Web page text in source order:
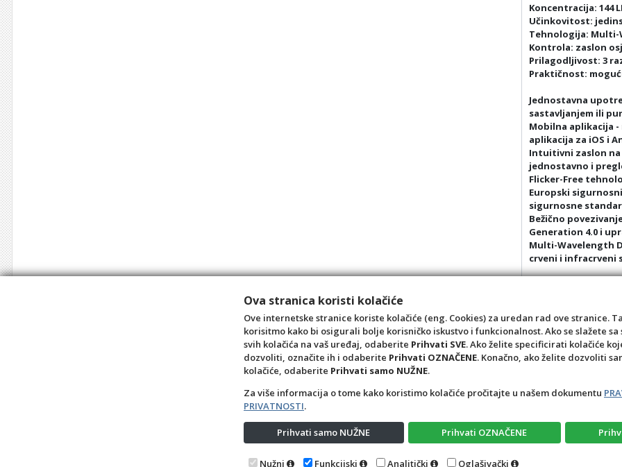
Koncentracija: 144
Učinkovitost:
Tehnologija: Multi-
Kontrola: zaslon
Prilagodljivost: 3
Praktičnost:
Jednostavna
sastavljanjem ili
Mobilna aplikacija
aplikacija za iOS i
Intuitivni zaslon na
jednostavno i
Flicker-Free
Europski
sigurnosne
Bežično
Generation 4.0 i
Multi-Wavelength
crveni i infracrveni
- Infracrveno
Opći uvjeti Pravila privatnosti Raskid ugovora –
Ova stranica koristi kolačiće
Ove internetske stranice koriste kolačiće (eng. Cookies) za uredan rad ove stranice.
korisitmo kako bi osigurali bolje korisničko iskustvo i funkcionalnost. Ako se slažete
svih kolačića na vaš uređaj, odaberite Prihvati SVE. Ako želite specificirati kolačiće
dozvoliti, označite ih i odaberite Prihvati OZNAČENE. Konačno, ako želite dozvoliti
kolačiće, odaberite Prihvati samo NUŽNE.
Za više informacija o tome kako koristimo kolačiće pročitajte u našem dokumentu
PRIVATNOSTI.
Prihvati samo NUŽNE Prihvati OZNAČENE
Nužni Funkcijski Analitički Oglašivački